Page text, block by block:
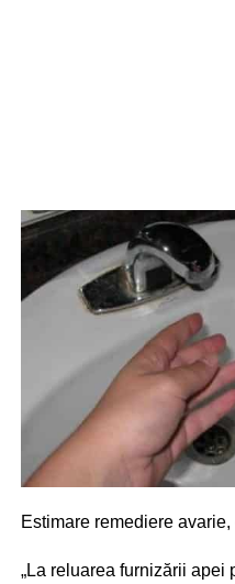
Estimare remediere avarie,
„La reluarea furnizării apei